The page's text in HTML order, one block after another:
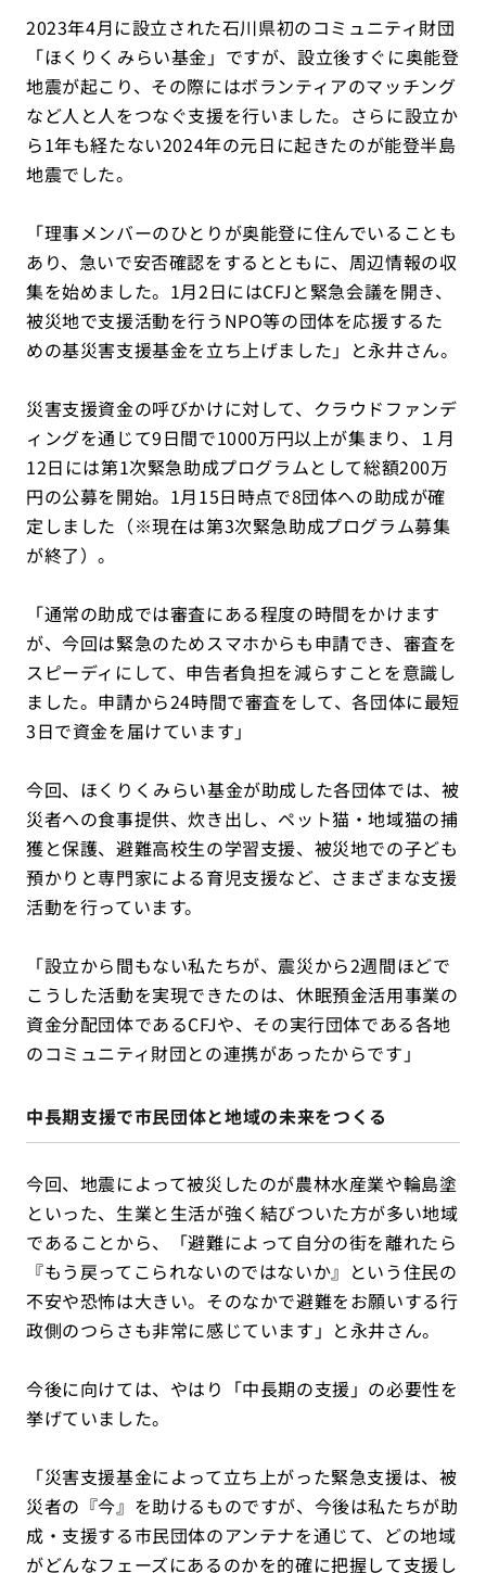
2023年4月に設立された石川県初のコミュニティ財団
「ほくりくみらい基金」ですが、設立後すぐに奥能登
地震が起こり、その際にはボランティアのマッチング
など人と人をつなぐ支援を行いました。さらに設立か
ら1年も経たない2024年の元日に起きたのが能登半島
地震でした。
「理事メンバーのひとりが奥能登に住んでいることも
あり、急いで安否確認をするとともに、周辺情報の収
集を始めました。1月2日にはCFJと緊急会議を開き、
被災地で支援活動を行うNPO等の団体を応援するた
めの基災害支援基金を立ち上げました」と永井さん。
災害支援資金の呼びかけに対して、クラウドファンデ
ィングを通じて9日間で1000万円以上が集まり、１月
12日には第1次緊急助成プログラムとして総額200万
円の公募を開始。1月15日時点で8団体への助成が確
定しました（※現在は第3次緊急助成プログラム募集
が終了）。
「通常の助成では審査にある程度の時間をかけます
が、今回は緊急のためスマホからも申請でき、審査を
スピーディにして、申告者負担を減らすことを意識し
ました。申請から24時間で審査をして、各団体に最短
3日で資金を届けています」
今回、ほくりくみらい基金が助成した各団体では、被
災者への食事提供、炊き出し、ペット猫・地域猫の捕
獲と保護、避難高校生の学習支援、被災地での子ども
預かりと専門家による育児支援など、さまざまな支援
活動を行っています。
「設立から間もない私たちが、震災から2週間ほどで
こうした活動を実現できたのは、休眠預金活用事業の
資金分配団体であるCFJや、その実行団体である各地
のコミュニティ財団との連携があったからです」
中長期支援で市民団体と地域の未来をつくる
今回、地震によって被災したのが農林水産業や輪島塗
といった、生業と生活が強く結びついた方が多い地域
であることから、「避難によって自分の街を離れたら
『もう戻ってこられないのではないか』という住民の
不安や恐怖は大きい。そのなかで避難をお願いする行
政側のつらさも非常に感じています」と永井さん。
今後に向けては、やはり「中長期の支援」の必要性を
挙げていました。
「災害支援基金によって立ち上がった緊急支援は、被
災者の『今』を助けるものですが、今後は私たちが助
成・支援する市民団体のアンテナを通じて、どの地域
がどんなフェーズにあるのかを的確に把握して支援し